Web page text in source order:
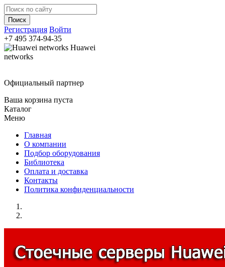
Регистрация Войти
+7 495 374-94-35
Huawei
networks
Официальный партнер
Ваша корзина пуста
Каталог
Меню
Главная
О компании
Подбор оборудования
Библиотека
Оплата и доставка
Контакты
Политика конфиденциальности